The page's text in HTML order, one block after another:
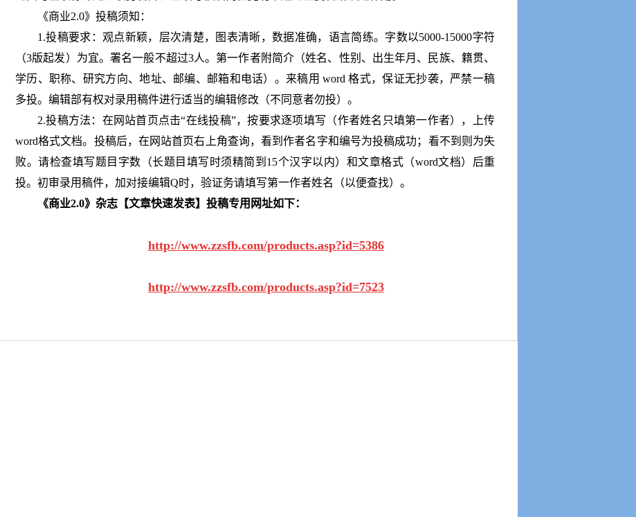
《商业2.0》投稿须知：
1.投稿要求：观点新颖，层次清楚，图表清晰，数据准确，语言简练。字数以5000-15000字符
（3版起发）为宜。署名一般不超过3人。第一作者附简介（姓名、性别、出生年月、民族、籍贯、
学历、职称、研究方向、地址、邮编、邮箱和电话）。来稿用 word 格式，保证无抄袭，严禁一稿
多投。编辑部有权对录用稿件进行适当的编辑修改（不同意者勿投）。
2.投稿方法：在网站首页点击“在线投稿”，按要求逐项填写（作者姓名只填第一作者），上传
word格式文档。投稿后，在网站首页右上角查询，看到作者名字和编号为投稿成功；看不到则为失
败。请检查填写题目字数（长题目填写时须精简到15个汉字以内）和文章格式（word文档）后重
投。初审录用稿件，加对接编辑Q时，验证务请填写第一作者姓名（以便查找）。
《商业2.0》杂志【文章快速发表】投稿专用网址如下：
http://www.zzsfb.com/products.asp?id=5386
http://www.zzsfb.com/products.asp?id=7523